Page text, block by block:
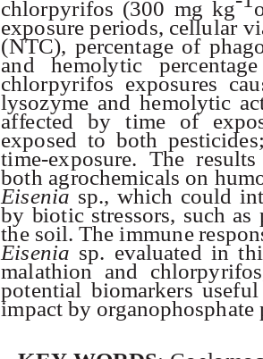
chlorpyrifos (300 mg kg
exposure periods, cellular v
(NTC), percentage of phag
and hemolytic percentage
chlorpyrifos exposures cau
lysozyme and hemolytic ac
affected by time of expo
exposed to both pesticides
time-exposure. The results
both agrochemicals on hu
Eisenia sp., which could in
by biotic stressors, such as
the soil. The immune respon
Eisenia sp. evaluated in thi
malathion and chlorpyrifos
potential biomarkers useful
impact by organophosphate